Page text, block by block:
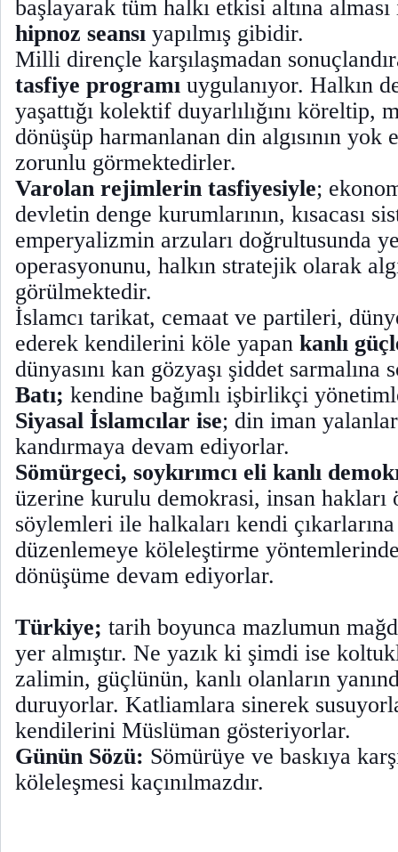
başlayarak tüm halkı etkisi altına
hipnoz seansı yapılmış gibidir.
Milli dirençle karşılaşmadan
tasfiye programı uygulanıyor. Halkın
yaşattığı kolektif duyarlılığını
dönüşüp harmanlanan din algısının
zorunlu görmektedirler.
Varolan rejimlerin tasfiyesiyle;
devletin denge kurumlarının, kısacası
emperyalizmin arzuları doğrultusunda
operasyonunu, halkın stratejik olarak
görülmektedir.
İslamcı tarikat, cemaat ve partileri,
ederek kendilerini köle yapan kanlı
dünyasını kan gözyaşı şiddet sarmalına
Batı; kendine bağımlı işbirlikçi
Siyasal İslamcılar ise; din iman
kandırmaya devam ediyorlar.
Sömürgeci, soykırımcı eli kanlı
üzerine kurulu demokrasi, insan hakları
söylemleri ile halkaları kendi
düzenlemeye köleleştirme
dönüşüme devam ediyorlar.
Türkiye; tarih boyunca mazlumun
yer almıştır. Ne yazık ki şimdi ise
zalimin, güçlünün, kanlı olanların
duruyorlar. Katliamlara sinerek
kendilerini Müslüman gösteriyorlar.
Günün Sözü: Sömürüye ve baskıya
köleleşmesi kaçınılmazdır.